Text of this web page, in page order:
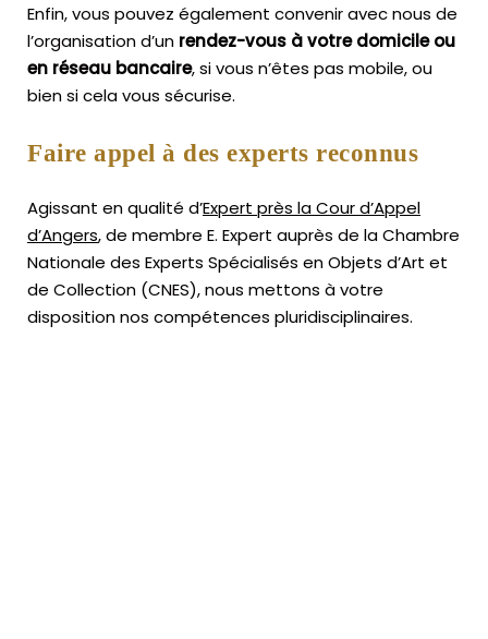
Enfin, vous pouvez également convenir avec nous de
l’organisation d’un rendez-vous à votre domicile ou
en réseau bancaire, si vous n’êtes pas mobile, ou
bien si cela vous sécurise.
Faire appel à des experts reconnus
Agissant en qualité d’Expert près la Cour d’Appel
d’Angers, de membre E. Expert auprès de laChambre
Nationale des Experts Spécialisés en Objets d’Art et
de Collection (CNES),nous mettons à votre
disposition nos compétences pluridisciplinaires.